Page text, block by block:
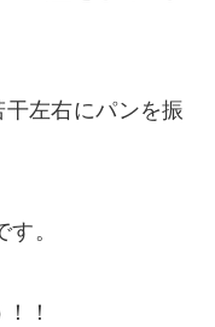
左右にパンを振
。
！